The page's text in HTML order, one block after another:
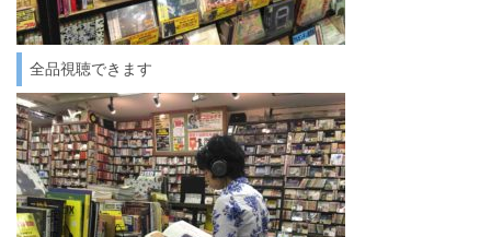
全品視聴できます